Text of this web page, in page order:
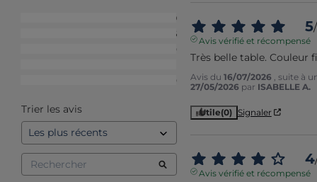
19
6
0
0
Trier les avis
5/
Avis vérifié et récompensé
Très belle table. Couleur
Avis du 16/07/2026
, suite à
27/05/2026 par ISABELLE A.
Utile(0) Signaler
4
Avis vérifié et récompensé